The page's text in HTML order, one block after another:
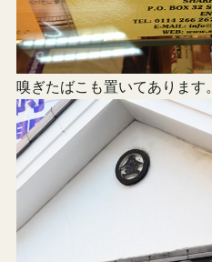
嗅ぎたばこも置いてあります。